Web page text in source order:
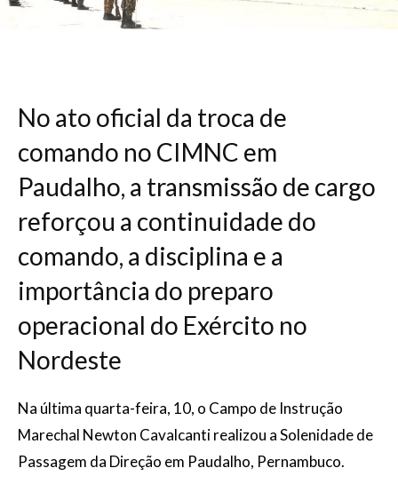
No ato oficial da troca de
comando no CIMNC em
Paudalho, a transmissão de cargo
reforçou a continuidade do
comando, a disciplina e a
importância do preparo
operacional do Exército no
Nordeste
Na última quarta-feira, 10, o Campo de Instrução
Marechal Newton Cavalcanti realizou a Solenidade de
Passagem da Direção em Paudalho, Pernambuco.